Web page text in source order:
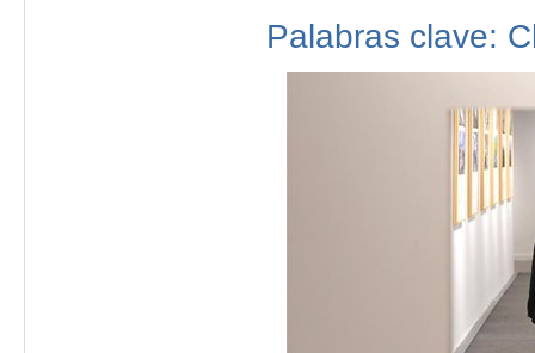
Palabras clave: